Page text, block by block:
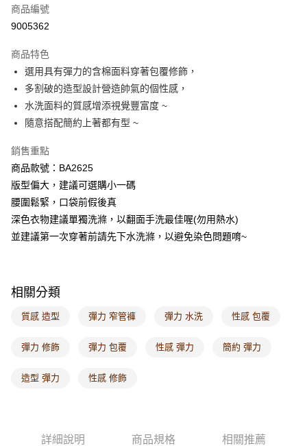
萊爾富取貨付款
付款後萊爾富取貨
每筆NT$60，滿NT$1,000(含以上)免運費
7-11取貨付款
每筆NT$60，滿NT$1,000(含以上)免運費
付款後7-11取貨
每筆NT$60，滿NT$1,000(含以上)免運費
宅配
每筆NT$120，滿NT$1,000(含以上)免運費
付款後門市自取
海外配送-港/澳/新/馬/泰國專屬
海外配送-其他亞洲地區 查看運費
商品編號
9005362
商品特色
選用具有彈力的含棉面料穿著包覆修飾，
多割破的造型設計營造帥氣的個性感，
水洗面料的質感增添視覺豐富度 ~
隨意搭配簡約上著都有型 ~
銷售重點
商品款號：BA2625
版型偏大，建議可選購小一碼
腰圍鬆緊，口袋前假後真
深色衣物建議單獨洗滌，以翻面手洗最佳喔(勿用熱水)
並建議第一次穿著前請先下水洗滌，以避免染色問題唷~
相關分類
質感 造型 彈力 窄管褲 彈力 水洗 性感 包覆
彈力 修飾 彈力 包覆 性感 彈力 簡約 彈力
造型 彈力 性感 修飾
詳細說明 商品規格 相關推薦